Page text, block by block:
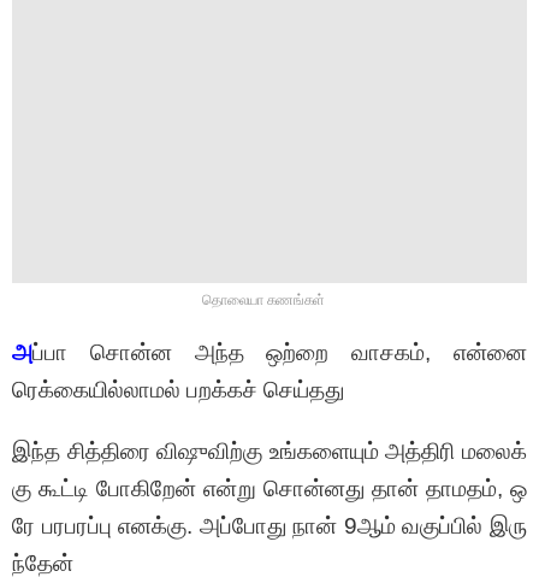
தொலையா கணங்கள்
அப்பா சொன்ன அந்த ஒற்றை வாசகம், என்னை
ரெக்கையில்லாமல் பறக்கச் செய்தது
இந்த சித்திரை விஷுவிற்கு உங்களையும் அத்திரி மலைக்
கு கூட்டி போகிறேன் என்று சொன்னது தான் தாமதம், ஒ
ரே பரபரப்பு எனக்கு. அப்போது நான் 9ஆம் வகுப்பில் இரு
ந்தேன்